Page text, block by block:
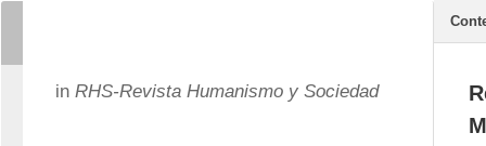
in RHS-Revista Humanismo y Sociedad